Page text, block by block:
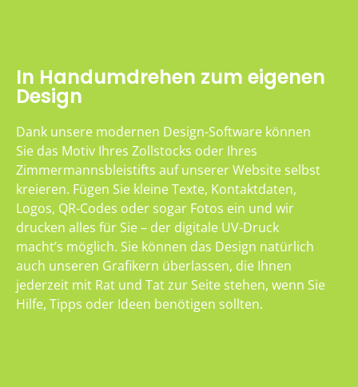
In Handumdrehen zum eigenen
Design
Dank unsere modernen Design-Software können
Sie das Motiv Ihres Zollstocks oder Ihres
Zimmermannsbleistifts auf unserer Website selbst
kreieren. Fügen Sie kleine Texte, Kontaktdaten,
Logos, QR-Codes oder sogar Fotos ein und wir
drucken alles für Sie – der digitale UV-Druck
macht’s möglich. Sie können das Design natürlich
auch unseren Grafikern überlassen, die Ihnen
jederzeit mit Rat und Tat zur Seite stehen, wenn Sie
Hilfe, Tipps oder Ideen benötigen sollten.